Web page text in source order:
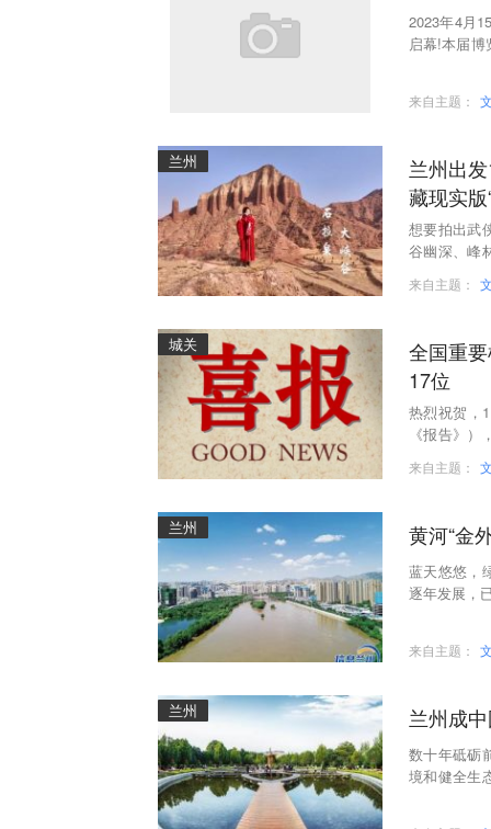
2023年4月
启幕!本届
来自主题：
兰州
兰州出
藏现实
想要拍出武
谷幽深、峰
来自主题：
城关
全国重
17位
热烈祝贺，
《报告》
来自主题：
兰州 黄河“金
蓝天悠悠，
逐年发展，
来自主题：
兰州 兰州成
数十年砥砺
境和健全生